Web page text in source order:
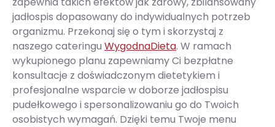
jadłospis dopasowany do indywidualnych potrzeb
organizmu. Przekonaj się o tym i skorzystaj z
naszego cateringu WygodnaDieta. W ramach
wykupionego planu zapewniamy Ci bezpłatne
konsultacje z doświadczonym dietetykiem i
profesjonalne wsparcie w doborze jadłospisu
pudełkowego i spersonalizowaniu go do Twoich
osobistych wymagań. Dzięki temu Twoje menu